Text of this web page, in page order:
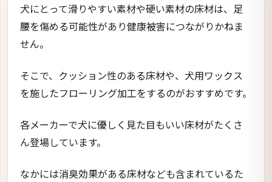
犬にとって滑りやすい素材や硬い素材の床材は、足
腰を傷める可能性があり健康被害につながりかねま
せん。
そこで、クッション性のある床材や、犬用ワックス
を施したフローリング加工をするのがおすすめです。
各メーカーで犬に優しく見た目もいい床材がたくさ
ん登場しています。
なかには消臭効果がある床材なども含まれているた